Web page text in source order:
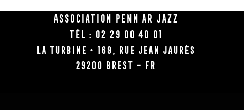
Association Penn Ar Jazz
Tél : 02 29 00 40 01
La Turbine • 169, rue Jean Jaurès
29200 BREST – FR